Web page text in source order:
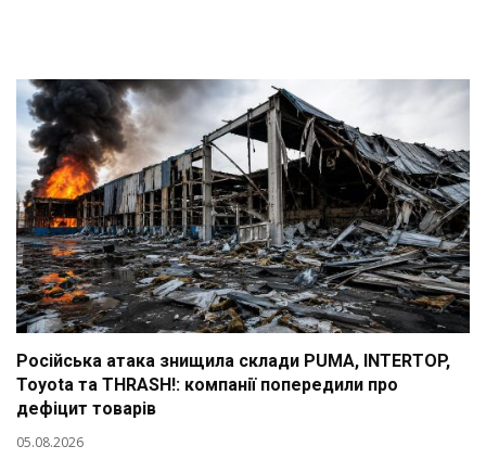
Російська атака знищила склади PUMA, INTERTOP,
Toyota та THRASH!: компанії попередили про
дефіцит товарів
05.08.2026